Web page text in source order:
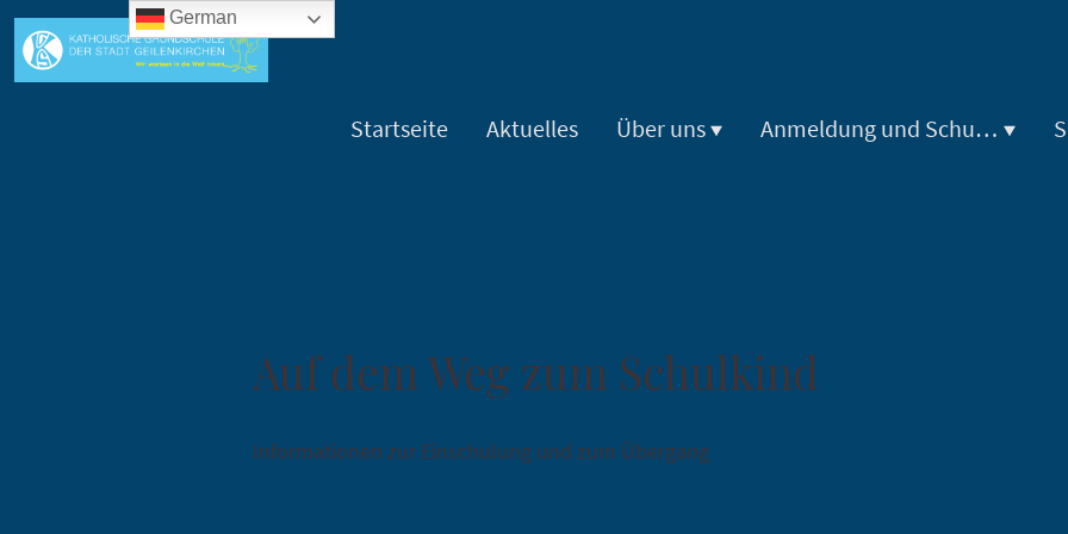
Startseite Aktuelles Über uns Anmeldung und Schulneulinge
Auf dem Weg zum Schulkind
Informationen zur Einschulung und zum Übergang
German